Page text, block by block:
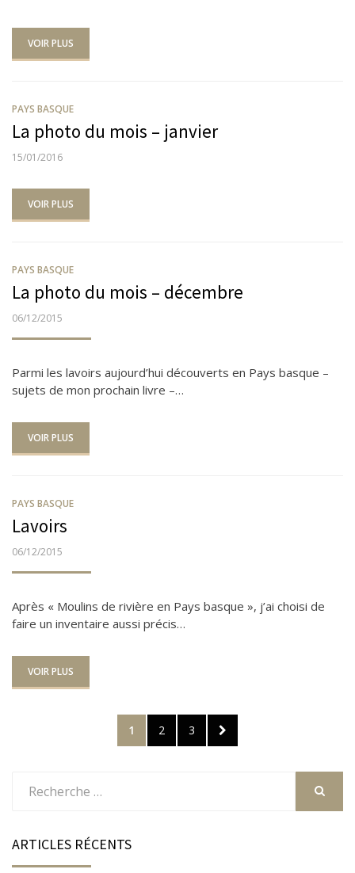
VOIR PLUS
PAYS BASQUE
La photo du mois – janvier
PUBLIÉ
15/01/2016
VOIR PLUS
PAYS BASQUE
La photo du mois – décembre
PUBLIÉ
06/12/2015
Parmi les lavoirs aujourd’hui découverts en Pays basque –
sujets de mon prochain livre –…
VOIR PLUS
PAYS BASQUE
Lavoirs
PUBLIÉ
06/12/2015
Après « Moulins de rivière en Pays basque », j’ai choisi de
faire un inventaire aussi précis…
VOIR PLUS
PAGE
1 PAGE
2 PAGE
3 SUIVANTE
ARTICLES RÉCENTS